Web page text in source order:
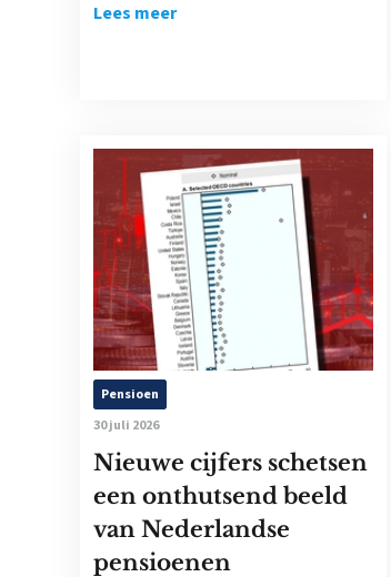
Lees meer
Pensioen
30 juli 2026
Nieuwe cijfers schetsen
een onthutsend beeld
van Nederlandse
pensioenen